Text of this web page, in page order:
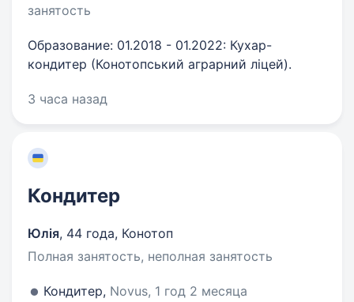
занятость
Образование: 01.2018 - 01.2022: Кухар-
кондитер (Конотопський аграрний ліцей).
3 часа назад
Кондитер
Юлія, 44 года, Конотоп
Полная занятость, неполная занятость
Кондитер, Novus, 1 год 2 месяца